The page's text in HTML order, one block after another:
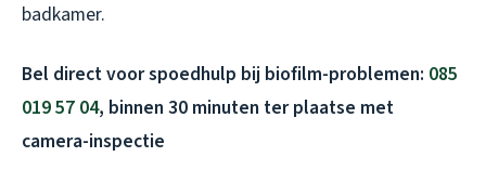
badkamer.
Bel direct voor spoedhulp bij biofilm-problemen: 085
019 57 04, binnen 30 minuten ter plaatse met
camera-inspectie